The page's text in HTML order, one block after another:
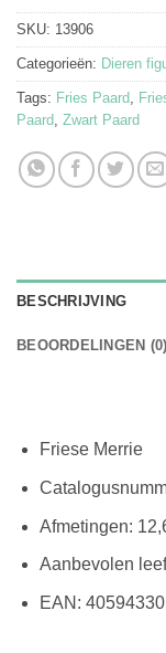
SKU: 13906
Categorieën: Dieren
Tags: Fries Paard
Paard Zwart Paard
BESCHRIJVING
BEOORDELINGEN (0)
Friese Merrie
Afmetingen:
Aanbevolen
EAN: